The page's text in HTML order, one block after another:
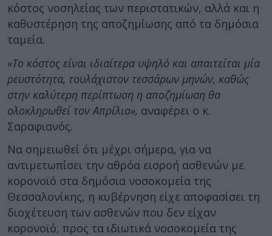
κόστος νοσηλείας των περιστατικών, αλλά και η
καθυστέρηση της αποζημίωσης από τα δημόσια
ταμεία.
«Το κόστος είναι ιδιαίτερα υψηλό και απαιτείται μία
ρευστότητα, τουλάχιστον τεσσάρων μηνών, καθώς
στην καλύτερη περίπτωση η αποζημίωση θα
ολοκληρωθεί τον Απρίλιο», αναφέρει ο κ.
Σαραφιανός.
Να σημειωθεί ότι μέχρι σήμερα, για να
αντιμετωπίσει την αθρόα εισροή ασθενών με
κορονοϊό στα δημόσια νοσοκομεία της
Θεσσαλονίκης, η κυβέρνηση είχε αποφασίσει τη
διοχέτευση των ασθενών που δεν είχαν
κορονοϊό, προς τα ιδιωτικά νοσοκομεία της